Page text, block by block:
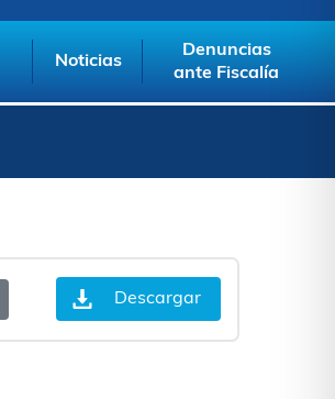
Noticias
Denuncias
ante Fiscalía
Descargar